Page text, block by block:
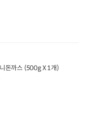
무항한돈 통통등심 미니돈까스 (500g X 1개)